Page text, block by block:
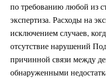
по требованию любой из
экспертиза. Расходы на
исключением случаев,
отсутствие нарушений
причинной связи между
обнаруженными